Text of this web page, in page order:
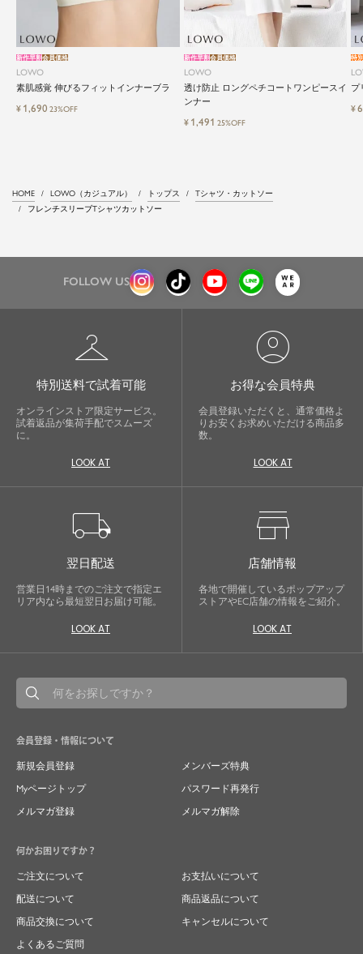
LOWO
素肌感覚 伸びるフィットインナーブラ
新作早割会員価格
¥ 1,690 23%OFF
LOWO
透け防止 ロングペチコートワンピースイ
ンナー
新作早割会員価格
¥ 1,491 25%OFF
プ
特
¥
HOME LOWO（カジュアル） トップス
Tシャツ・カットソー
フレンチスリーブTシャツカットソー
FOLLOW US
checkroom
特別送料で試着可能
オンラインストア限定サービス。
試着返品が集荷手配でスムーズ
に。
LOOK AT
account_circle
お得な会員特典
会員登録いただくと、通常価格よ
りお安くお求めいただける商品多
数。
LOOK AT
local_shipping
翌日配送
営業日14時までのご注文で指定エ
リア内なら最短翌日お届け可能。
LOOK AT
store
店舗情報
各地で開催しているポップアップ
ストアやEC店舗の情報をご紹介。
LOOK AT
会員登録・情報について
新規会員登録
メンバーズ特典
Myページトップ
パスワード再発行
メルマガ登録
メルマガ解除
何かお困りですか？
ご注文について
お支払いについて
配送について
商品返品について
商品交換について
キャンセルについて
よくあるご質問